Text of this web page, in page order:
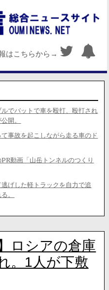
はこちらから→
ルでバットで車を殴打、殴打され
開。
て事故を起こしながら走る車のド
動画「山岳トンネルのつくり
逃げした軽トラックを自力で追
。
ロシアの倉庫
。1人が下敷